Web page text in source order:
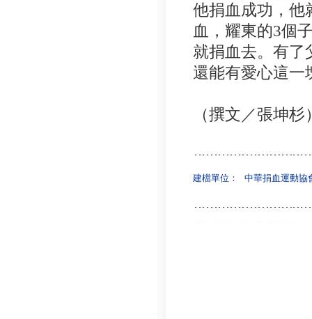
他捐血成功，他
血，耀東的3個
就捐血去。有了
還能有愛心這一
（撰文／張坤
建檔單位： 中華捐血運動協